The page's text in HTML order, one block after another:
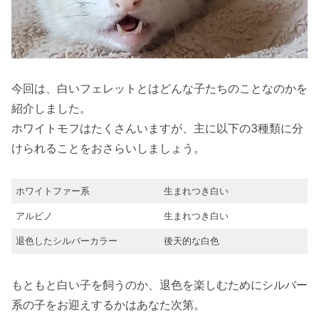
今回は、白いフェレットとはどんな子たちのことなのかを
紹介しました。
ホワイトモフはたくさんいますが、主に以下の3種類に分
けられることをおさらいしましょう。
ホワイトファー系 生まれつき白い
アルビノ 生まれつき白い
退色したシルバーカラー 後天的な白色
もともと白い子を飼うのか、退色を楽しむためにシルバー
系の子をお迎えするかはあなた次第。